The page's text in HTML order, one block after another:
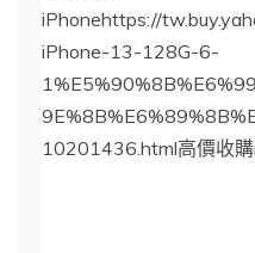
iPhonehttps://
iPhone-13-128G-6-
10201436.html高價收